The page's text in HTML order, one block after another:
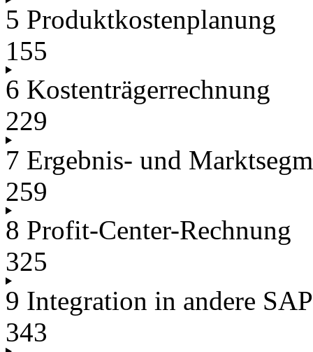
5 Produktkostenplanung
155
6 Kostenträgerrechnung
229
7 Ergebnis- und
259
8 Profit-Center-Rechnung
325
9 Integration in andere
343